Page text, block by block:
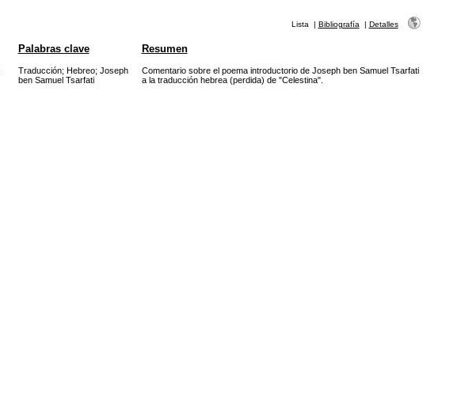
Lista | Bibliografía | Detalles
Palabras clave Resumen
Traducción; Hebreo; Joseph
ben Samuel Tsarfati
Comentario sobre el poema introductorio de Joseph ben Samuel Tsarfati
a la traducción hebrea (perdida) de "Celestina".